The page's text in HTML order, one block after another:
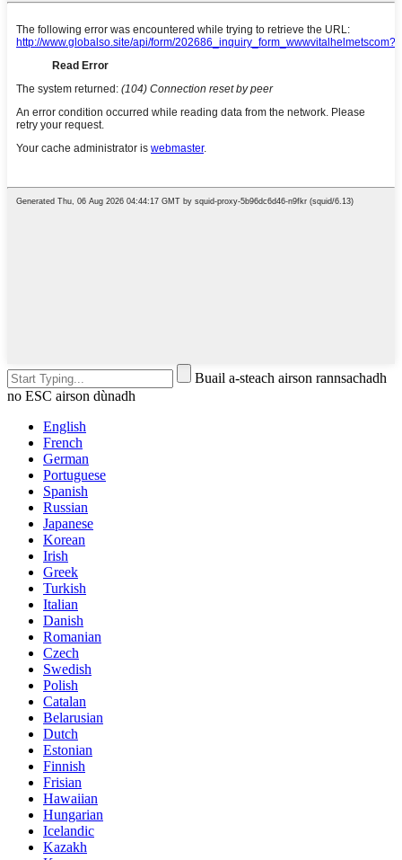
Buail a-steach airson rannsachadh
no ESC airson dùnadh
English
French
German
Portuguese
Spanish
Russian
Japanese
Korean
Irish
Greek
Turkish
Italian
Danish
Romanian
Czech
Swedish
Polish
Catalan
Belarusian
Dutch
Estonian
Finnish
Frisian
Hawaiian
Hungarian
Icelandic
Kazakh